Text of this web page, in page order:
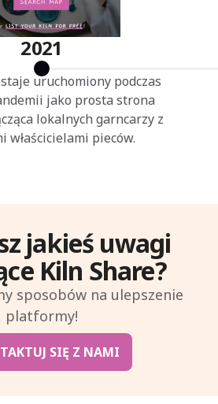
2021
uruchomiony podczas
jako prosta strona
lokalnych garncarzy z
właścicielami pieców.
jakieś uwagi
Kiln Share?
sposobów na ulepszenie
platformy!
SIĘ Z NAMI